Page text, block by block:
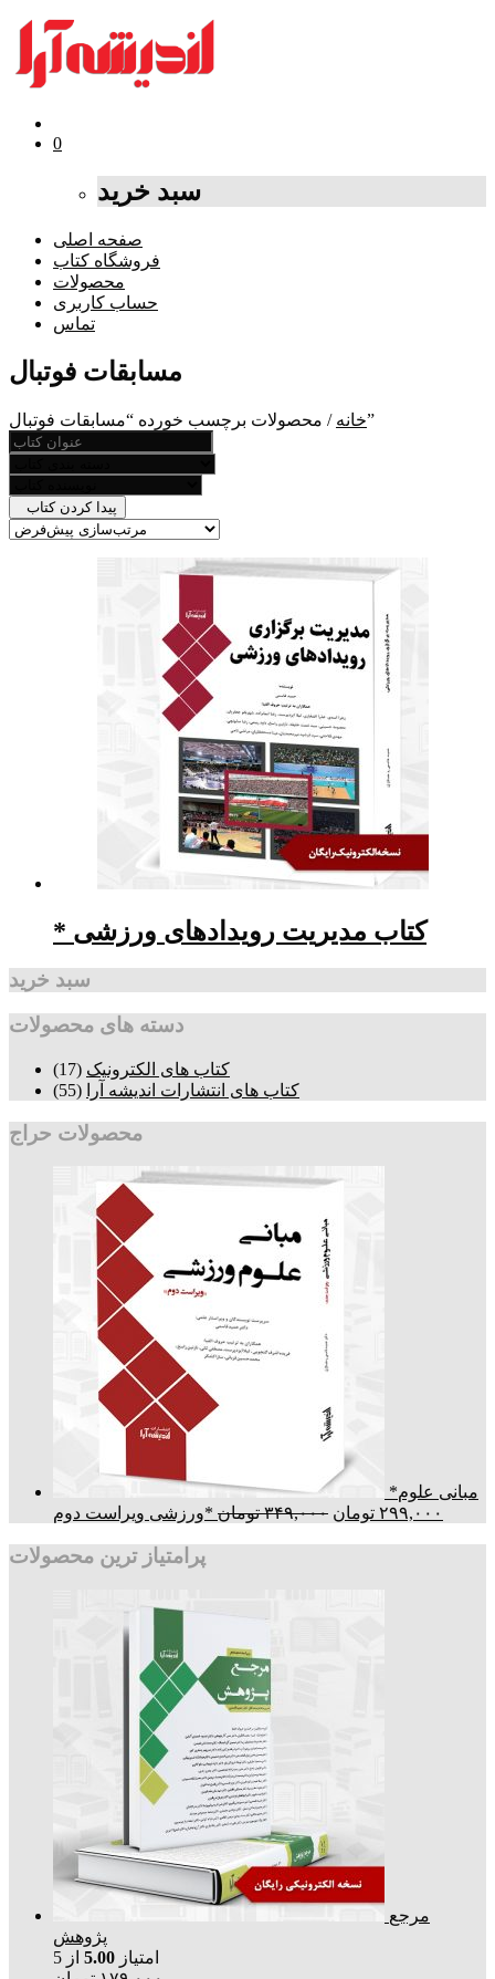
0
سبد خرید
صفحه اصلی
فروشگاه کتاب
محصولات
حساب کاربری
تماس
مسابقات فوتبال
خانه/ محصولات برچسب خورده “مسابقات فوتبال”
پیدا کردن کتاب
* کتاب مدیریت رویدادهای ورزشی
سبد خرید
دسته های محصولات
کتاب های الکترونیک (17)
کتاب های انتشارات اندیشه آرا
(55)
محصولات حراج
*مبانی علوم
ورزشی ویراست دوم*
۳۴۹,۰۰۰ تومان ۲۹۹,۰۰۰ تومان
پرامتیاز ترین محصولات
مرجع
پژوهش
امتیاز 5.00 از 5